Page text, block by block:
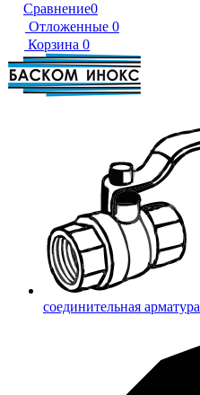
Сравнение0
Отложенные 0
Корзина 0
соединительная арматура